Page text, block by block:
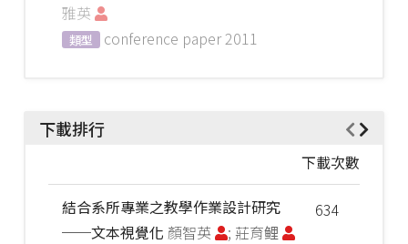
雅英
類型 conference paper2011
下載排行
下載次數
634
結合系所專業之教學作業設計研究
──文本視覺化 顏智英 ; 莊育鲤